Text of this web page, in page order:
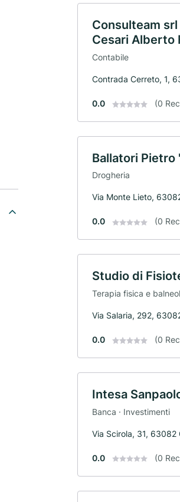
Consulteam
Cesari Alberto
Contabile
Contrada Cerreto, 1,
0.0 (0
Ballatori Pietro
Drogheria
Via Monte Lieto,
0.0 (0
Studio di
Terapia fisica e
Via Salaria, 292,
0.0 (0
Intesa
Banca · Investimenti
Via Scirola, 31, 63082
0.0 (0